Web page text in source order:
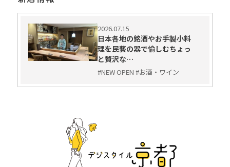
2026.07.15
日本各地の銘酒やお手製小料
理を民藝の器で愉しむちょっ
と贅沢な…
#NEW OPEN #お酒・ワイン